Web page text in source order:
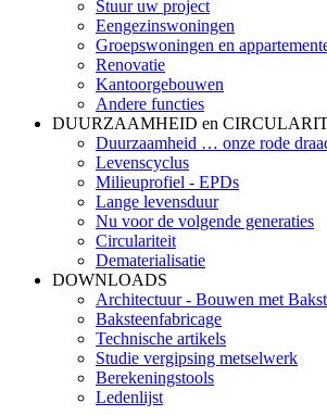
Stuur uw project
Eengezinswoningen
Groepswoningen en
Renovatie
Kantoorgebouwen
Andere functies
DUURZAAMHEID en
Duurzaamheid … onze rode
Levenscyclus
Milieuprofiel - EPDs
Lange levensduur
Nu voor de volgende generaties
Circulariteit
Dematerialisatie
DOWNLOADS
Architectuur - Bouwen met
Baksteenfabricage
Technische artikels
Studie vergipsing metselwerk
Berekeningstools
Ledenlijst